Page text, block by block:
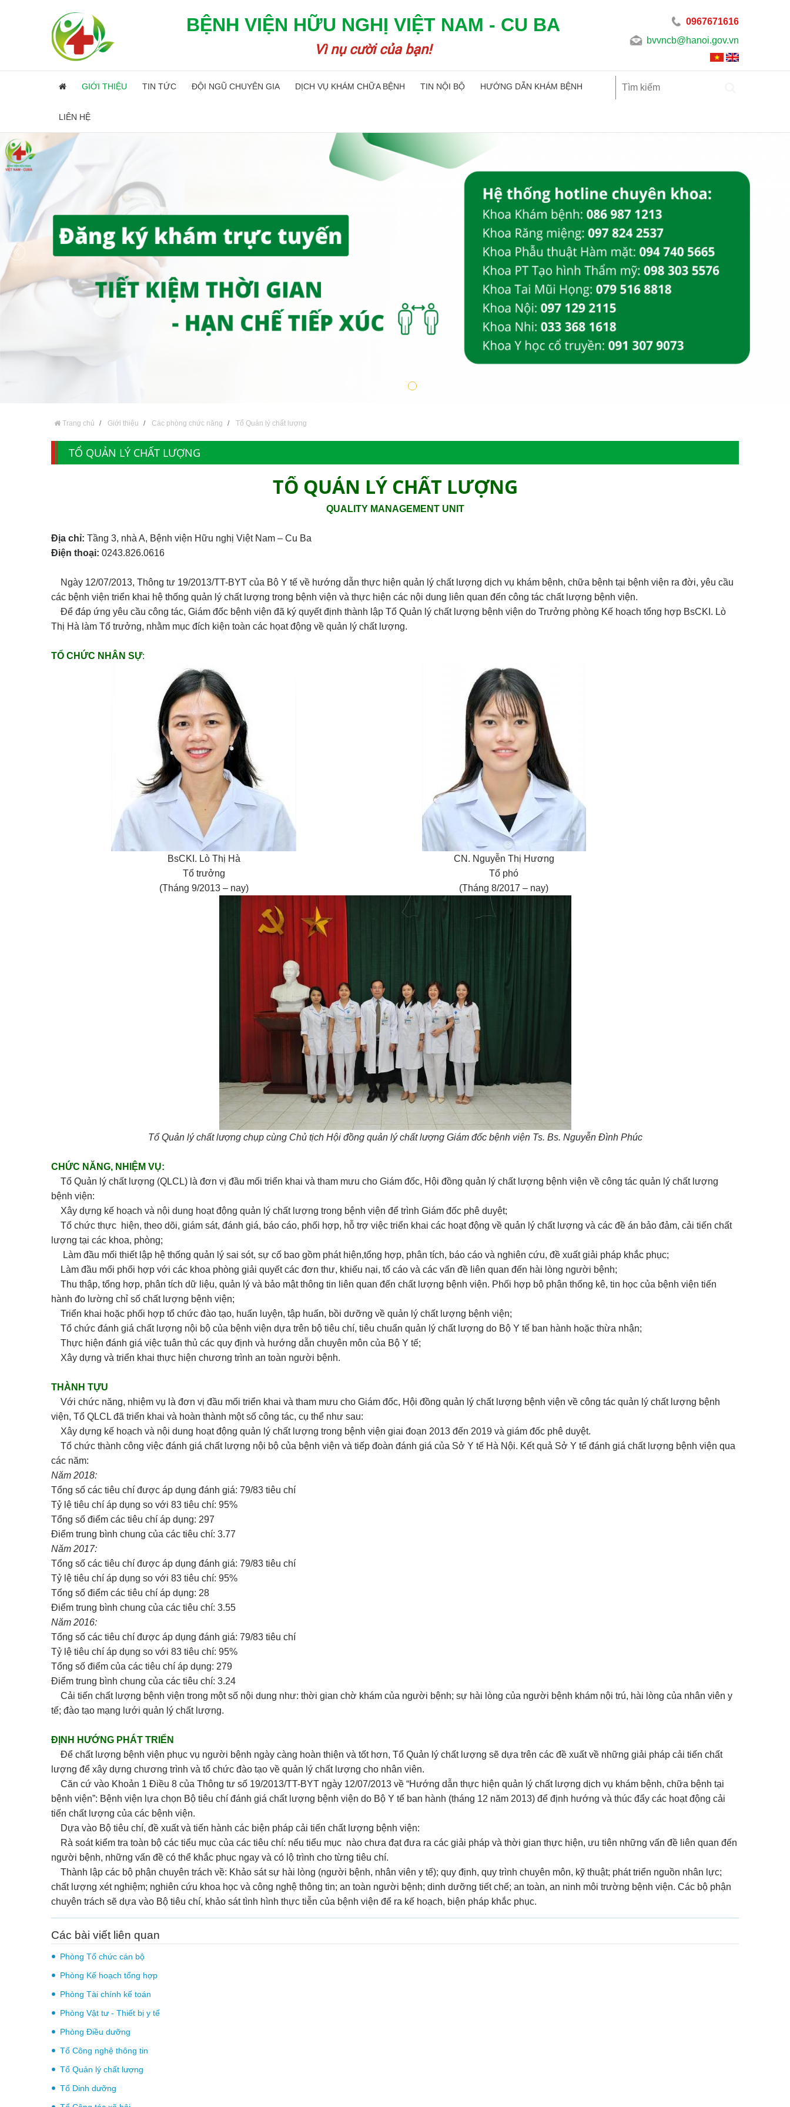
BỆNH VIỆN HỮU NGHỊ VIỆT NAM - CU BA
Vì nụ cười của bạn!
0967671616
bvvncb@hanoi.gov.vn
GIỚI THIỆU TIN TỨC ĐỘI NGŨ CHUYÊN GIA DỊCH VỤ KHÁM CHỮA BỆNH TIN NỘI BỘ HƯỚNG DẪN KHÁM BỆNH
LIÊN HỆ
Trang chủ Giới thiệu Các phòng chức năng Tổ Quản lý chất lượng
TỔ QUẢN LÝ CHẤT LƯỢNG
TỔ QUẢN LÝ CHẤT LƯỢNG
QUALITY MANAGEMENT UNIT
Địa chỉ: Tầng 3, nhà A, Bệnh viện Hữu nghị Việt Nam – Cu Ba
Điện thoại: 0243.826.0616
Ngày 12/07/2013, Thông tư 19/2013/TT-BYT của Bộ Y tế về hướng dẫn thực hiện quản lý chất lượng dịch vụ khám bệnh, chữa bệnh tại bệnh viện ra đời, yêu cầu
các bệnh viện triển khai hệ thống quản lý chất lượng trong bệnh viện và thực hiện các nội dung liên quan đến công tác chất lượng bệnh viện.
Để đáp ứng yêu cầu công tác, Giám đốc bệnh viện đã ký quyết định thành lập Tổ Quản lý chất lượng bệnh viện do Trưởng phòng Kế hoạch tổng hợp BsCKI. Lò
Thị Hà làm Tổ trưởng, nhằm mục đích kiện toàn các họat động về quản lý chất lượng.
TỔ CHỨC NHÂN SỰ:
BsCKI. Lò Thị Hà
Tổ trưởng
(Tháng 9/2013 – nay)
CN. Nguyễn Thị Hương
Tổ phó
(Tháng 8/2017 – nay)
Tổ Quản lý chất lượng chụp cùng Chủ tịch Hội đồng quản lý chất lượng Giám đốc bệnh viện Ts. Bs. Nguyễn Đình Phúc
CHỨC NĂNG, NHIỆM VỤ:
Tổ Quản lý chất lượng (QLCL) là đơn vị đầu mối triển khai và tham mưu cho Giám đốc, Hội đồng quản lý chất lượng bệnh viện về công tác quản lý chất lượng
bệnh viện:
Xây dựng kế hoạch và nội dung hoạt động quản lý chất lượng trong bệnh viện để trình Giám đốc phê duyệt;
Tổ chức thực hiện, theo dõi, giám sát, đánh giá, báo cáo, phối hợp, hỗ trợ việc triển khai các hoạt động về quản lý chất lượng và các đề án bảo đảm, cải tiến chất
lượng tại các khoa, phòng;
Làm đầu mối thiết lập hệ thống quản lý sai sót, sự cố bao gồm phát hiện,tổng hợp, phân tích, báo cáo và nghiên cứu, đề xuất giải pháp khắc phục;
Làm đầu mối phối hợp với các khoa phòng giải quyết các đơn thư, khiếu nại, tố cáo và các vấn đề liên quan đến hài lòng người bệnh;
Thu thập, tổng hợp, phân tích dữ liệu, quản lý và bảo mật thông tin liên quan đến chất lượng bệnh viện. Phối hợp bộ phận thống kê, tin học của bệnh viện tiến
hành đo lường chỉ số chất lượng bệnh viện;
Triển khai hoặc phối hợp tổ chức đào tạo, huấn luyện, tập huấn, bồi dưỡng về quản lý chất lượng bệnh viện;
Tổ chức đánh giá chất lượng nội bộ của bệnh viện dựa trên bộ tiêu chí, tiêu chuẩn quản lý chất lượng do Bộ Y tế ban hành hoặc thừa nhận;
Thực hiện đánh giá việc tuân thủ các quy định và hướng dẫn chuyên môn của Bộ Y tế;
Xây dựng và triển khai thực hiện chương trình an toàn người bệnh.
THÀNH TỰU
Với chức năng, nhiệm vụ là đơn vị đầu mối triển khai và tham mưu cho Giám đốc, Hội đồng quản lý chất lượng bệnh viện về công tác quản lý chất lượng bệnh
viện, Tổ QLCL đã triển khai và hoàn thành một số công tác, cụ thể như sau:
Xây dựng kế hoạch và nội dung hoạt động quản lý chất lượng trong bệnh viện giai đoạn 2013 đến 2019 và giám đốc phê duyệt.
Tổ chức thành công việc đánh giá chất lượng nội bộ của bệnh viện và tiếp đoàn đánh giá của Sở Y tế Hà Nội. Kết quả Sở Y tế đánh giá chất lượng bệnh viện qua
các năm:
Năm 2018:
Tổng số các tiêu chí được áp dụng đánh giá: 79/83 tiêu chí
Tỷ lệ tiêu chí áp dụng so với 83 tiêu chí: 95%
Tổng số điểm các tiêu chí áp dụng: 297
Điểm trung bình chung của các tiêu chí: 3.77
Năm 2017:
Tổng số các tiêu chí được áp dụng đánh giá: 79/83 tiêu chí
Tỷ lệ tiêu chí áp dụng so với 83 tiêu chí: 95%
Tổng số điểm các tiêu chí áp dụng: 28
Điểm trung bình chung của các tiêu chí: 3.55
Năm 2016:
Tổng số các tiêu chí được áp dụng đánh giá: 79/83 tiêu chí
Tỷ lệ tiêu chí áp dụng so với 83 tiêu chí: 95%
Tổng số điểm của các tiêu chí áp dụng: 279
Điểm trung bình chung của các tiêu chí: 3.24
Cải tiến chất lượng bệnh viện trong một số nội dung như: thời gian chờ khám của người bệnh; sự hài lòng của người bệnh khám nội trú, hài lòng của nhân viên y
tế; đào tạo mạng lưới quản lý chất lượng.
ĐỊNH HƯỚNG PHÁT TRIỂN
Để chất lượng bệnh viện phục vụ người bệnh ngày càng hoàn thiện và tốt hơn, Tổ Quản lý chất lượng sẽ dựa trên các đề xuất về những giải pháp cải tiến chất
lượng để xây dựng chương trình và tổ chức đào tạo về quản lý chất lượng cho nhân viên.
Căn cứ vào Khoản 1 Điều 8 của Thông tư số 19/2013/TT-BYT ngày 12/07/2013 về “Hướng dẫn thực hiện quản lý chất lượng dịch vụ khám bệnh, chữa bệnh tại
bệnh viện”: Bệnh viện lựa chọn Bộ tiêu chí đánh giá chất lượng bệnh viện do Bộ Y tế ban hành (tháng 12 năm 2013) để định hướng và thúc đẩy các hoạt động cải
tiến chất lượng của các bệnh viện.
Dựa vào Bộ tiêu chí, đề xuất và tiến hành các biện pháp cải tiến chất lượng bệnh viện:
Rà soát kiểm tra toàn bộ các tiểu mục của các tiêu chí: nếu tiểu mục nào chưa đạt đưa ra các giải pháp và thời gian thực hiện, ưu tiên những vấn đề liên quan đến
người bệnh, những vấn đề có thể khắc phục ngay và có lộ trình cho từng tiêu chí.
Thành lập các bộ phận chuyên trách về: Khảo sát sự hài lòng (người bệnh, nhân viên y tế); quy định, quy trình chuyên môn, kỹ thuật; phát triển nguồn nhân lực;
chất lượng xét nghiệm; nghiên cứu khoa học và công nghệ thông tin; an toàn người bệnh; dinh dưỡng tiết chế; an toàn, an ninh môi trường bệnh viện. Các bộ phận
chuyên trách sẽ dựa vào Bộ tiêu chí, khảo sát tình hình thực tiễn của bệnh viện để ra kế hoạch, biện pháp khắc phục.
Các bài viết liên quan
Phòng Tổ chức cán bộ
Phòng Kế hoạch tổng hợp
Phòng Tài chính kế toán
Phòng Vật tư - Thiết bị y tế
Phòng Điều dưỡng
Tổ Công nghệ thông tin
Tổ Quản lý chất lượng
Tổ Dinh dưỡng